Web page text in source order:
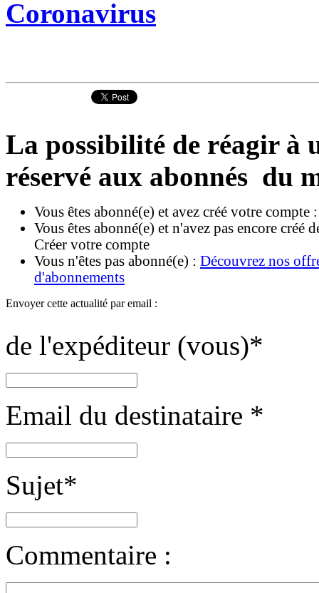
Coronavirus
La possibilité de réagir à
réservé aux abonnés du
Vous êtes abonné(e) et avez créé votre compte
Vous êtes abonné(e) et n'avez pas encore créé
Créer votre compte
Vous n'êtes pas abonné(e) : Découvrez nos
d'abonnements
Envoyer cette actualité par email :
de l'expéditeur (vous)*
Email du destinataire *
Sujet*
Commentaire :